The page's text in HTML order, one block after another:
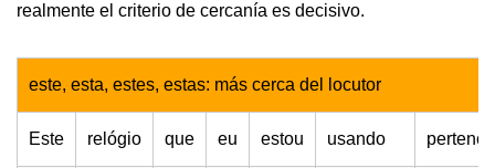
realmente el criterio de cercanía es decisivo.
este, esta, estes, estas: más cerca del locutor
Este relógio que eu estou usando